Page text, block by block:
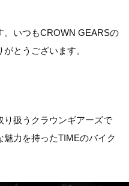
。いつもCROWN GEARSの
とうございます。
り扱うクラウンギアーズで
力を持ったTIMEのバイク